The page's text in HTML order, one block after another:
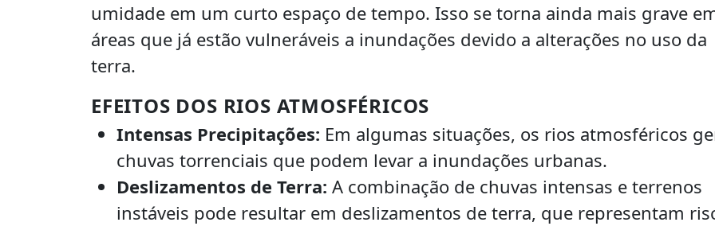
umidade em um curto espaço de tempo. Isso se torna ainda mais grave
áreas que já estão vulneráveis a inundações devido a alterações no uso da
terra.
EFEITOS DOS RIOS ATMOSFÉRICOS
Intensas Precipitações: Em algumas situações, os rios atmosféricos
chuvas torrenciais que podem levar a inundações urbanas.
Deslizamentos de Terra: A combinação de chuvas intensas e terrenos
instáveis pode resultar em deslizamentos de terra, que representam